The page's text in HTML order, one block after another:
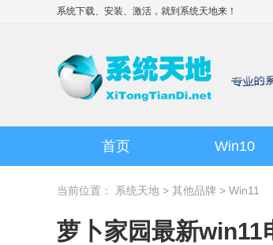
系统下载、安装、激活，就到 系统天地来！
首页 Win10
当前位置： 系统天地 > 其他品牌 > Win11
萝卜家园最新win11